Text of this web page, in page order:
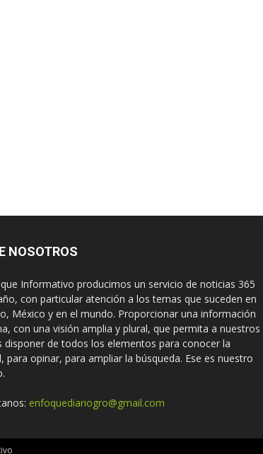
NOSOTROS
Informativo producimos un servicio de noticias 365
con particular atención a los temas que suceden en
México y en el mundo. Proporcionar una información
con una visión amplia y plural, que permita a nuestros
disponer de todos los elementos para conocer la
para opinar, para ampliar la búsqueda. Ese es nuestro
enfoquediariogro@gmail.com